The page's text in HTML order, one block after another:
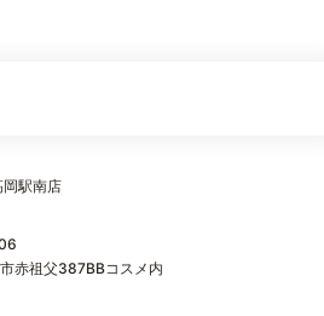
岡駅南店
赤祖父387BBコスメ内